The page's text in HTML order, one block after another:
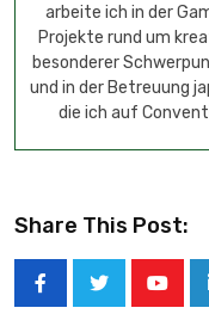
arbeite ich in der
Projekte rund um
besonderer
und in der Betreuung
die ich auf
Share This Post: